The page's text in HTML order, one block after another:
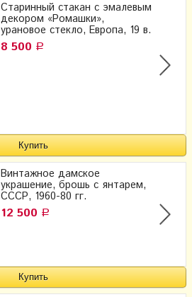
Старинный стакан с эмалевым
декором «Ромашки»,
урановое стекло, Европа, 19 в.
8 500 Р
Винтажное дамское
украшение, брошь с янтарем,
СССР, 1960-80 гг.
12 500 Р